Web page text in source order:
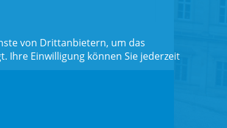
von Drittanbietern, um das
Ihre Einwilligung können Sie jederzeit